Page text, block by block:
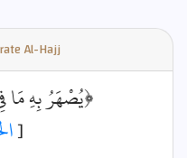
Al-Hajj
﴿يُصْهَرُ بِهِ مَا
[